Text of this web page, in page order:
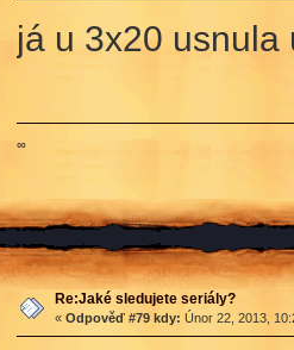
já u 3x20
∞
Re:Jaké sledujete seriály?
« Odpověď #79 kdy: Únor 22, 2013,